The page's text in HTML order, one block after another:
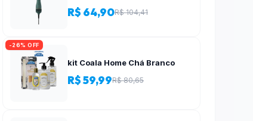
R$ 64,90R$ 104,41
-26% OFF
kit Coala Home Chá Branco
R$ 59,99R$ 80,65